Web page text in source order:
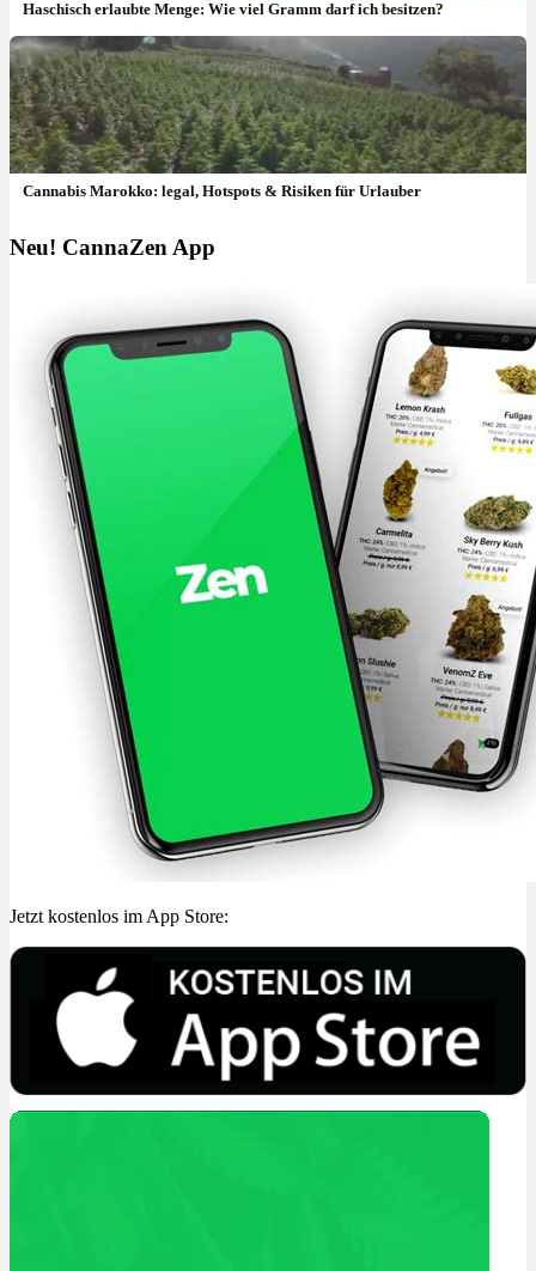
Haschisch erlaubte Menge: Wie viel Gramm darf ich besitzen?
Cannabis Marokko: legal, Hotspots & Risiken für Urlauber
Neu! CannaZen App
Jetzt kostenlos im App Store: